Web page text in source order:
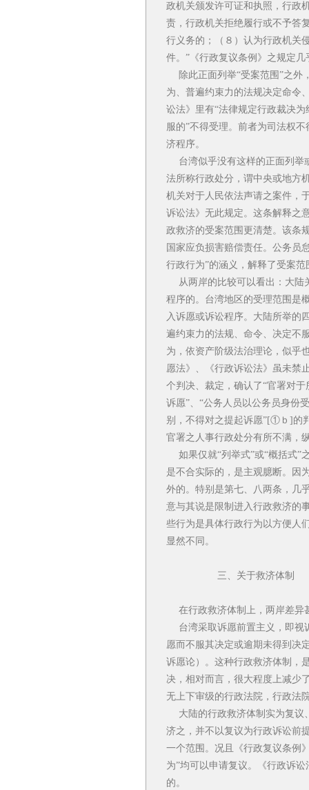
政机关颁发许可证和执照，行政
责，行政机关拒绝履行或不予答
行义务的；（８）认为行政机关
件。”《行政复议条例》之规定
除此正面列举“受案范围”之外
为、普遍约束力的法规决定命令
讼法》里有“法律规定行政裁决
服的”不得受理。前者为司法权
济程序。
台湾似乎没有这样的正面列举
法所称行政处分，谓中央或地方
机关对于人民依法声请之案件，
诉讼法》无此规定。这条解释之
政救济的受案范围更清楚。该条
国家应负损害赔偿责任。公务员
行政行为”的涵义，解释了受案范
从两岸的比较可以看出：大陆
程序的。台湾地区的受理范围是
入诉愿或诉讼程序。大陆所举的
遍约束力的法规、命令、决定不
为，依资产阶级法治理论，似乎
愿法》、《行政诉讼法》虽未禁
个判决、裁定，确认了“官署对
诉愿”、“公务人员以公务员身份
别，不得对之提起诉愿”[①ｂ]的
官署之人事行政处分有所不满，
如果仅就“列举式”或“概括式”
是不合实际的，是主观臆断。因
外的。特别是第七、八两条，几
意与其说是限制进入行政救济的
些行为是具体行政行为以方便人
显然不同。
三、关于救济体制
在行政救济体制上，两岸差异
台湾采取诉愿前置主义，即视
愿而不服其决定或逾期未得到决
诉愿论）。这种行政救济体制，
决，相对而言，很大程度上减少
无上下审级的行政法院，行政法
大陆的行政救济体制实为复议
济之，并不以复议为行政诉讼前
一个范围。况且《行政复议条例
为”均可以申请复议。《行政诉
的。